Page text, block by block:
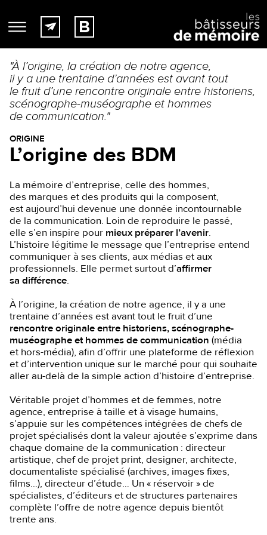
"À l’origine, la création de notre agence,
il y a une trentaine d’années est avant tout
le fruit d’une rencontre originale entre historiens,
scénographe-muséographe et hommes
de communication."
ORIGINE
L’origine des BDM
La mémoire d’entreprise, celle des hommes,
des marques et des produits qui la composent,
est aujourd’hui devenue une donnée incontournable
de la communication. Loin de reproduire le passé,
elle s’en inspire pour mieux préparer l’avenir.
L’histoire légitime le message que l’entreprise entend
communiquer à ses clients, aux médias et aux
professionnels. Elle permet surtout d’affirmer
sa différence.
À l’origine, la création de notre agence, il y a une
trentaine d’années est avant tout le fruit d’une
rencontre originale entre historiens, scénographe-
muséographe et hommes de communication (média
et hors-média), afin d’offrir une plateforme de réflexion
et d’intervention unique sur le marché pour qui souhaite
aller au-delà de la simple action d’histoire d’entreprise.
Véritable projet d’hommes et de femmes, notre
agence, entreprise à taille et à visage humains,
s’appuie sur les compétences intégrées de chefs de
projet spécialisés dont la valeur ajoutée s’exprime dans
chaque domaine de la communication : directeur
artistique, chef de projet print, designer, architecte,
documentaliste spécialisé (archives, images fixes,
films…), directeur d’étude… Un « réservoir » de
spécialistes, d’éditeurs et de structures partenaires
complète l’offre de notre agence depuis bientôt
trente ans.